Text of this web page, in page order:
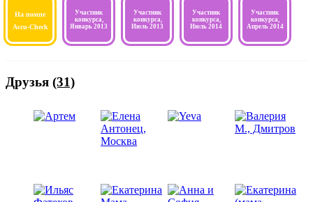
Слёте Диабетиков в 2012 и 2015 гг. Диабет - не приговор, это
небольшая трудность на жизненном пути. А трудности нас
никогда не пугали. Главный человек в Лерином диабете -
На помпе
Accu-Check
Участник
конкурса,
Январь 2013
Участник
конкурса,
Июль 2013
Участник
конкурса,
Июль 2014
Участник
конкурса,
Апрель 2014
Друзья (31)